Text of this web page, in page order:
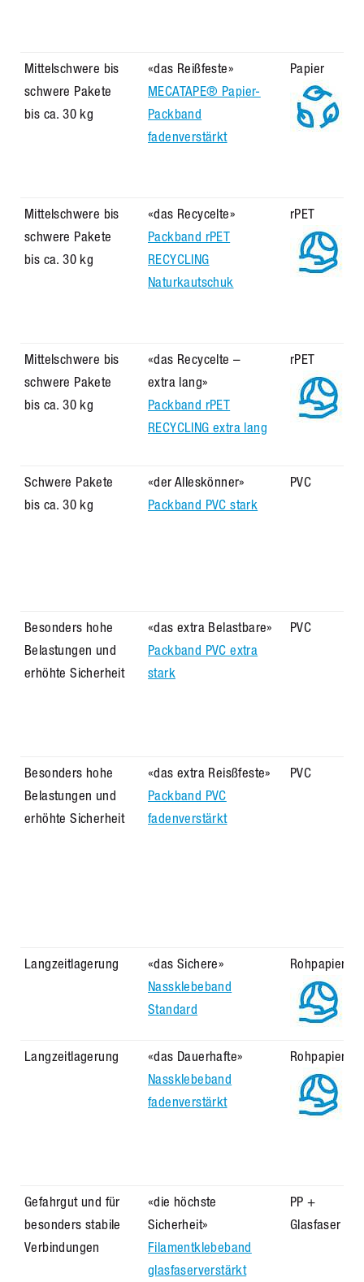
Mittelschwere bis
schwere Pakete
bis ca. 30 kg
«das Reißfeste»
MECATAPE® Papier-
Packband
fadenverstärkt
Papier
Mittelschwere bis
schwere Pakete
bis ca. 30 kg
«das Recycelte»
Packband rPET
RECYCLING
Naturkautschuk
rPET
Mittelschwere bis
schwere Pakete
bis ca. 30 kg
«das Recycelte –
extra lang»
Packband rPET
RECYCLING extra lang
rPET
Schwere Pakete
bis ca. 30 kg
«der Alleskönner»
Packband PVC stark
PVC
Besonders hohe
Belastungen und
erhöhte Sicherheit
«das extra Belastbare»
Packband PVC extra
stark
PVC
Besonders hohe
Belastungen und
erhöhte Sicherheit
«das extra Reisßfeste»
Packband PVC
fadenverstärkt
PVC
Langzeitlagerung
«das Sichere»
Nassklebeband
Standard
Rohpapier
Langzeitlagerung
«das Dauerhafte»
Nassklebeband
fadenverstärkt
Rohpapier
Gefahrgut und für
besonders stabile
Verbindungen
«die höchste
Sicherheit»
Filamentklebeband
glasfaserverstärkt
PP +
Glasfaser